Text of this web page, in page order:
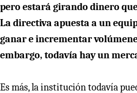
pero estará girando dinero
La directiva apuesta a un
ganar e incrementar
embargo, todavía hay un
Es más, la institución todavía